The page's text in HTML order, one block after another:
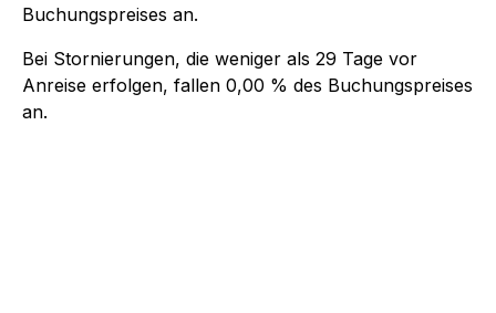
Buchungspreises an.
Bei Stornierungen, die weniger als 29 Tage vor
Anreise erfolgen, fallen 0,00 % des Buchungspreises
an.